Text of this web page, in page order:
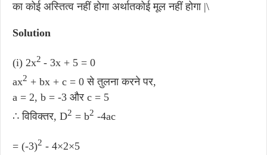
का कोई अस्तित्व नहीं होगा अर्थातकोई मूल नहीं होगा |\
Solution
(i) 2x2 - 3x + 5 = 0
ax2 + bx + c = 0 से तुलना करने पर,
a = 2, b = -3 और c = 5
∴ विविक्तर, D2 = b2 -4ac
= (-3)2 - 4×2×5